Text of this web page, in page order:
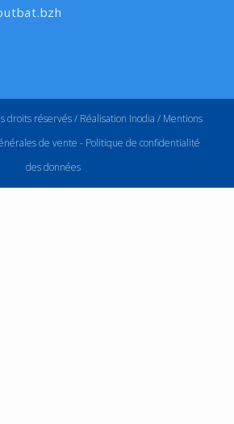
droits réservés / Réalisation Inodia / Mentions
de vente - Politique de confidentialité
des données